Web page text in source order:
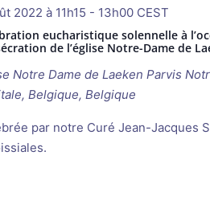
eucharistique solennelle à
de l’église Notre-Dame de
2022 à 11h15 - 13h00 CEST
Notre Dame de Laeken Parvis
Belgique, Belgique
par notre Curé Jean-Jacques